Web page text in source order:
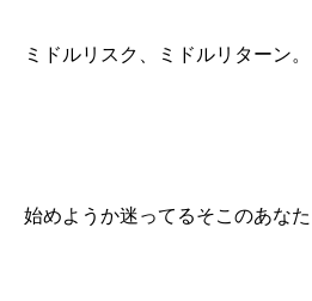
ミドルリスク、ミドルリターン
始めようか迷ってるそこのあなた